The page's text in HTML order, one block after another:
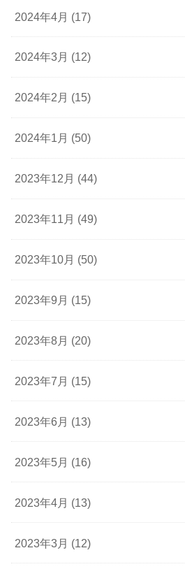
2024年4月 (17)
2024年3月 (12)
2024年2月 (15)
2024年1月 (50)
2023年12月 (44)
2023年11月 (49)
2023年10月 (50)
2023年9月 (15)
2023年8月 (20)
2023年7月 (15)
2023年6月 (13)
2023年5月 (16)
2023年4月 (13)
2023年3月 (12)